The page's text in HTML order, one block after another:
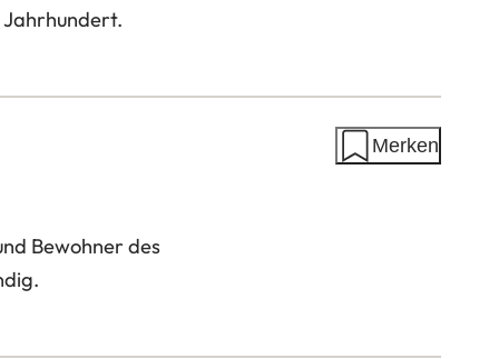
Bewohner des
Merken